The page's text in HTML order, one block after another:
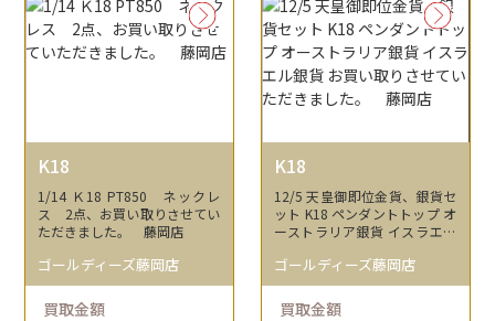
K18
1/14 Ｋ18 PT850 ネックレ
ス 2点、お買い取りさせてい
ただきました。 藤岡店
ゴールディーズ藤岡店
買取金額
K18
12/5 天皇御即位金貨、銀貨セ
ット K18 ペンダントトップ オ
ーストラリア銀貨 イスラエル
きました。 藤岡店
ゴールディーズ藤岡店
買取金額